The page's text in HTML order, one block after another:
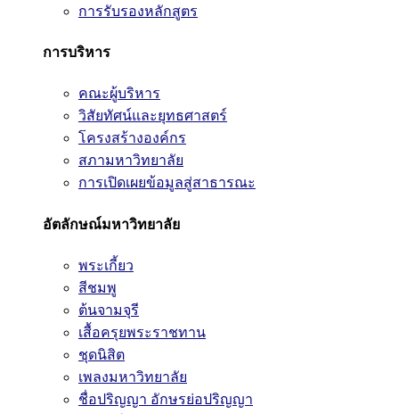
การรับรองหลักสูตร
การบริหาร
คณะผู้บริหาร
วิสัยทัศน์และยุทธศาสตร์
โครงสร้างองค์กร
สภามหาวิทยาลัย
การเปิดเผยข้อมูลสู่สาธารณะ
อัตลักษณ์มหาวิทยาลัย
พระเกี้ยว
สีชมพู
ต้นจามจุรี
เสื้อครุยพระราชทาน
ชุดนิสิต
เพลงมหาวิทยาลัย
ชื่อปริญญา อักษรย่อปริญญา